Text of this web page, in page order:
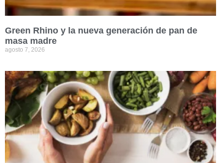
Green Rhino y la nueva generación de pan de
masa madre
agosto 7, 2026